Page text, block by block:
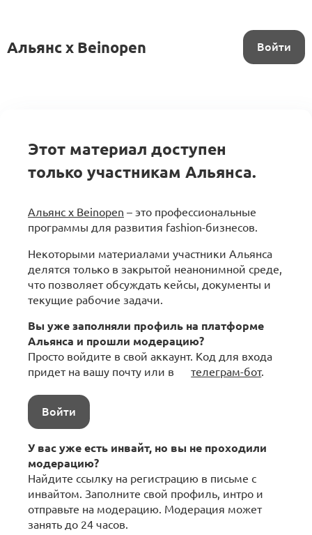
Альянс x Beinopen Войти
Этот материал доступен
только участникам Альянса.
Альянс x Beinopen – это профессиональные
программы для развития fashion-бизнесов.
Некоторыми материалами участники Альянса
делятся только в закрытой неанонимной среде,
что позволяет обсуждать кейсы, документы и
текущие рабочие задачи.
Вы уже заполняли профиль на платформе
Альянса и прошли модерацию?
Просто войдите в свой аккаунт. Код для входа
придет на вашу почту или в
телеграм-бот.
Войти
У вас уже есть инвайт, но вы не проходили
модерацию?
Найдите ссылку на регистрацию в письме с
инвайтом. Заполните свой профиль, интро и
отправьте на модерацию. Модерация может
занять до 24 часов.